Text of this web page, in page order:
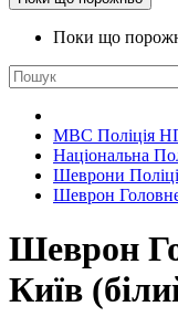
Поки що
МВС Поліція
Національна
Шеврони
Шеврон
Шеврон
Київ